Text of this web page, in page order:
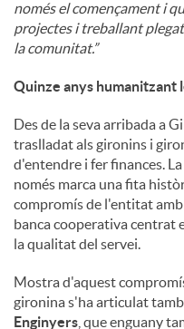
només el començament i
projectes i treballant
la comunitat.”
Quinze anys humanitzant
Des de la seva arribada a
traslladat als gironins i
d'entendre i fer finances.
només marca una fita
compromís de l'entitat
banca cooperativa centrat
la qualitat del servei.
Mostra d'aquest
gironina s'ha articulat
Enginyers , que enguany